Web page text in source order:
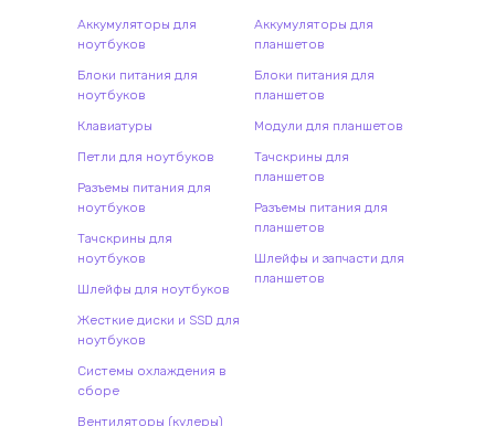
Аккумуляторы для
ноутбуков
Блоки питания для
ноутбуков
Клавиатуры
Петли для ноутбуков
Разъемы питания для
ноутбуков
Тачскрины для
ноутбуков
Шлейфы для ноутбуков
Жесткие диски и SSD для
ноутбуков
Системы охлаждения в
сборе
Вентиляторы (кулеры)
Аккумуляторы для
планшетов
Блоки питания для
планшетов
Модули для планшетов
Тачскрины для
планшетов
Разъемы питания для
планшетов
Шлейфы и запчасти для
планшетов